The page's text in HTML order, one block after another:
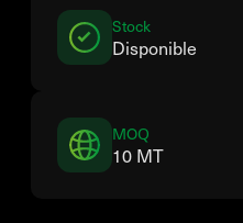
Stock
Disponible
MOQ
10 MT